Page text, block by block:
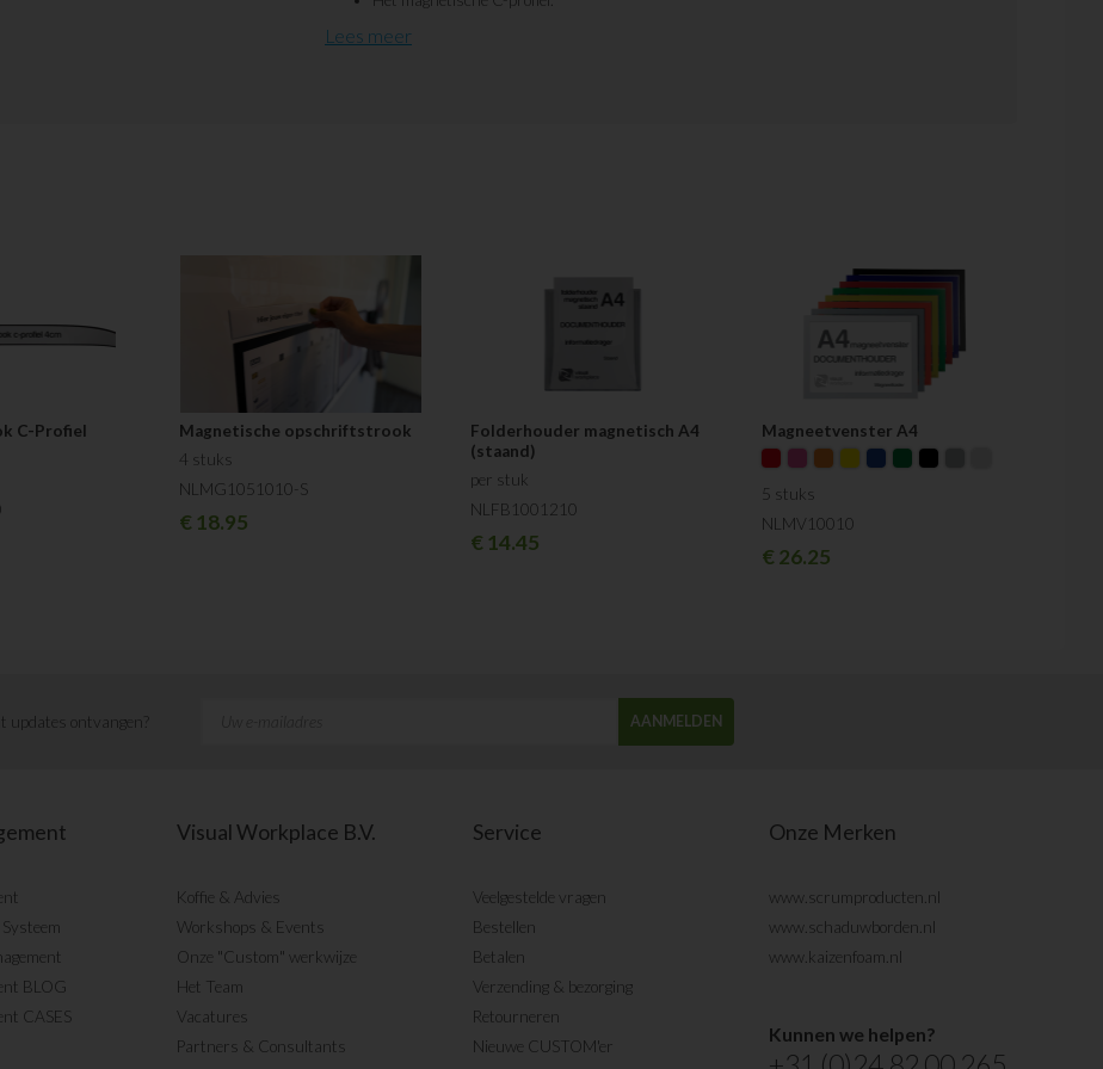
Een kartonnen titelstrook (wit).
Lees meer
C-Profiel
Magnetische opschriftstrook
4 stuks
NLMG1051010-S
€18.95
Folderhouder magnetisch A4
(staand)
per stuk
NLFB1001210
€14.45
Magneetvenster A4
5 stuks
NLMV10010
€26.25
updates ontvangen? AANMELDEN
BLOG
CASES
Visual Workplace B.V.
Koffie & Advies
Workshops & Events
Onze "Custom" werkwijze
Het Team
Vacatures
Partners & Consultants
Service
Veelgestelde vragen
Bestellen
Betalen
Verzending & bezorging
Retourneren
Nieuwe CUSTOM'er
Onze Merken
www.scrumproducten.nl
www.schaduwborden.nl
www.kaizenfoam.nl
Kunnen we helpen?